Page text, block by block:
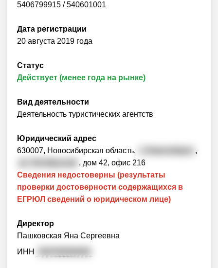
5406799915 /540601001
Дата регистрации
20 августа 2019 года
Статус
Действует (менее года на рынке)
Вид деятельности
Деятельность туристических агентств
Юридический адрес
630007, Новосибирская область,
,
, дом 42, офис 216
Сведения недостоверны (результаты
проверки достоверности содержащихся в
ЕГРЮЛ сведений о юридическом лице)
Директор
Пашковская Яна Сергеевна
ИНН